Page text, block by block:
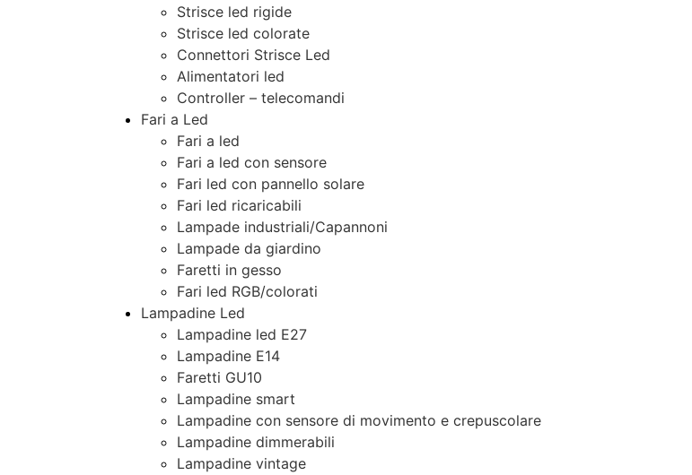
Strisce led rigide
Strisce led colorate
Connettori Strisce Led
Alimentatori led
Controller – telecomandi
Fari a Led
Fari a led
Fari a led con sensore
Fari led con pannello solare
Fari led ricaricabili
Lampade industriali/Capannoni
Lampade da giardino
Faretti in gesso
Fari led RGB/colorati
Lampadine Led
Lampadine led E27
Lampadine E14
Faretti GU10
Lampadine smart
Lampadine con sensore di movimento e crepuscolare
Lampadine dimmerabili
Lampadine vintage